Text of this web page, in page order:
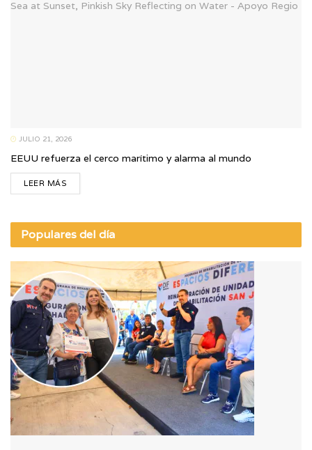
JULIO 21, 2026
EEUU refuerza el cerco marítimo y alarma al mundo
LEER MÁS
Populares del día